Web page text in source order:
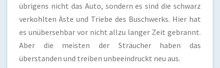
übrigens nicht das Auto, sondern es sind die schwarz
verkohlten Äste und Triebe des Buschwerks. Hier hat
es unübersehbar vor nicht allzu langer Zeit gebrannt.
Aber die meisten der Sträucher haben das
überstanden und treiben unbeeindruckt neu aus.